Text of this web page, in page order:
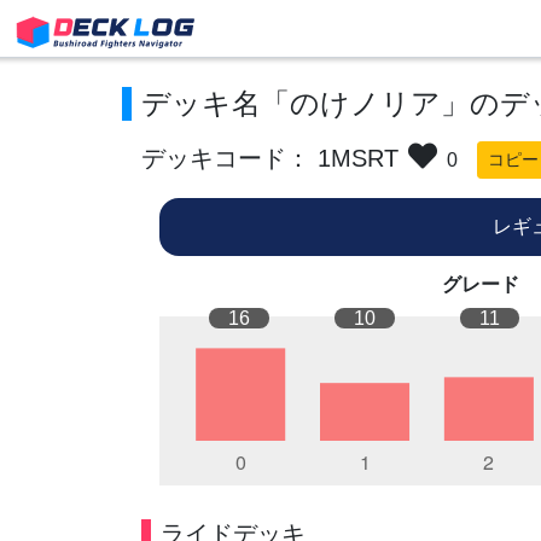
デッキ名「のけノリア」のデ
デッキコード： 1MSRT 0 コピ
レギ
グレード
16
10 11
ライドデッキ